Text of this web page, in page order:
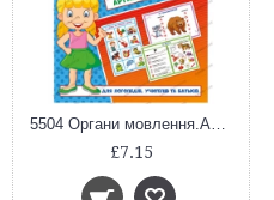
5504 Органи мовлення.Артикуляція звуків (У); 10; Логопедичні картки ~15225004У;
£7.15